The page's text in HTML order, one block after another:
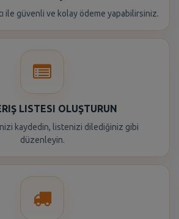
ile güvenli ve kolay ödeme yapabilirsiniz.
LISTESI OLUŞTURUN
kaydedin, listenizi dilediğiniz gibi
düzenleyin.